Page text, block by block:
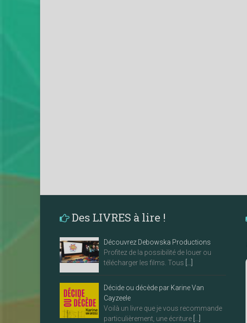
Des LIVRES à lire !
Découvrez Debowska Productions
Profitez de la possibilité de louer ou
télécharger les films. Tous
Décide ou décède par Karine Van
Cayzeele
Voilà un livre que je vous recommande
particulièrement, une écriture